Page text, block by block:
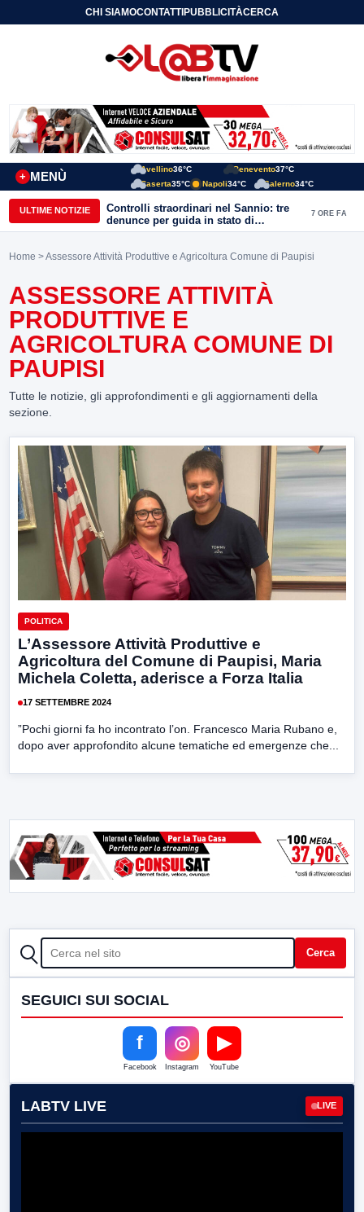
CHI SIAMOCONTATTIPUBBLICITÀCERCA
MENÙ
+
Avellino36°C Benevento37°C
Caserta35°C Napoli34°C Salerno34°C
ULTIME NOTIZIE
Controlli straordinari nel Sannio: tre
denunce per guida in stato di
ebbrezza, un arresto e 1.500 kg di
7 ORE FA
Home > Assessore Attività Produttive e Agricoltura Comune di Paupisi
ASSESSORE ATTIVITÀ
PRODUTTIVE E
AGRICOLTURA COMUNE DI
PAUPISI
Tutte le notizie, gli approfondimenti e gli aggiornamenti della
sezione.
POLITICA
L’Assessore Attività Produttive e
Agricoltura del Comune di Paupisi, Maria
Michela Coletta, aderisce a Forza Italia
17 SETTEMBRE 2024
”Pochi giorni fa ho incontrato l’on. Francesco Maria Rubano e,
dopo aver approfondito alcune tematiche ed emergenze che...
CERCA Cerca
SEGUICI SUI SOCIAL
f
Facebook
◎
Instagram
▶
YouTube
LABTV LIVE LIVE